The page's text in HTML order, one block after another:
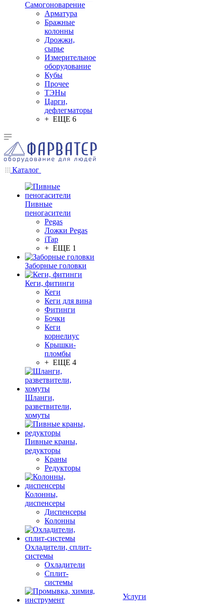
Самогоноварение
Арматура
Бражные
колонны
Дрожжи,
сырье
Измерительное
оборудование
Кубы
Прочее
ТЭНы
Царги,
дефлегматоры
+ ЕЩЕ 6
Каталог
Пивные
пеногасители
Pegas
Ложки Pegas
iTap
+ ЕЩЕ 1
Заборные головки
Кеги, фитинги
Кеги
Кеги для вина
Фитинги
Бочки
Кеги
корнелиус
Крышки-
пломбы
+ ЕЩЕ 4
Шланги,
разветвители,
хомуты
Пивные краны,
редукторы
Краны
Редукторы
Колонны,
диспенсеры
Диспенсеры
Колонны
Охладители, сплит-
системы
Охладители
Сплит-
системы
Услуги